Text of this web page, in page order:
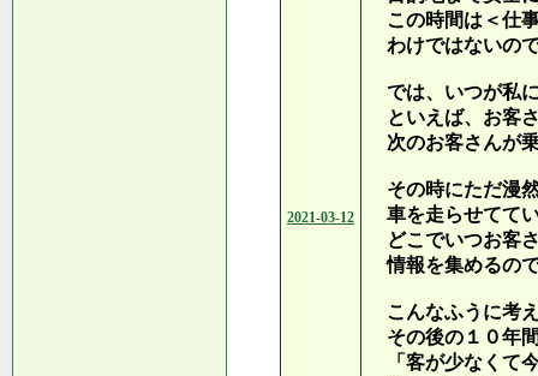
2021-03-12
この時間は＜仕
わけではないの
では、いつが私
といえば、お客
次のお客さんが
その時にただ漫
車を走らせてて
どこでいつお客
情報を集めるの
こんなふうに考
その後の１０年
「客が少なくて